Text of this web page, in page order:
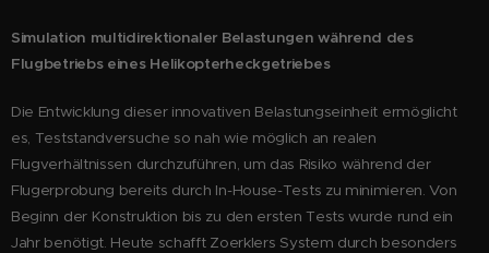
Simulation multidirektionaler Belastungenwährend des
Flugbetriebs eines Helikopterheckgetriebes
Die Entwicklung dieser innovativen Belastungseinheit ermöglicht
es, Teststandversuche so nah wie möglich an realen
Flugverhältnissen durchzuführen, um das Risiko während der
Flugerprobung bereits durch In-House-Tests zu minimieren. Von
Beginn der Konstruktion bis zu den ersten Tests wurde rund ein
Jahr benötigt. Heute schafft Zoerklers System durch besonders